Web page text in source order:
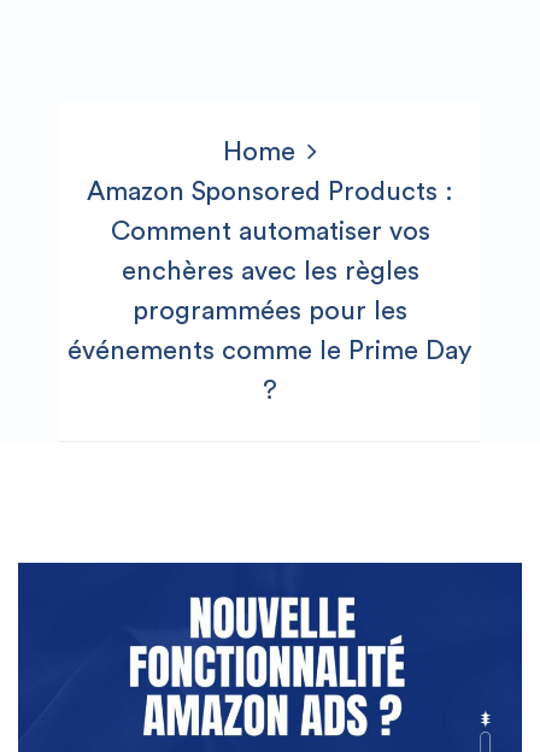
Home
Amazon Sponsored Products :
Comment automatiser vos
enchères avec les règles
programmées pour les
événements comme le Prime Day
?